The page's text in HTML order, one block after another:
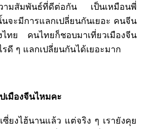
ามสัมพันธ์ที่ดีต่อกัน เป็นเหมือนพี่
จะมีการแลกเปลี่ยนกันเยอะ คนจีน
ไทย คนไทยก็ชอบมาเที่ยวเมืองจีน
รดี ๆ แลกเปลี่ยนกันได้เยอะมาก
เมืองจีนไหมคะ
เซี่ยงไฮ้นานแล้ว แต่จริง ๆ เรายังคุย